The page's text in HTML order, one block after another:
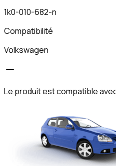
1k0-010-682-n
Compatibilité
Volkswagen
Le produit est compatible